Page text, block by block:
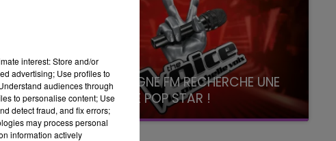
CHAMPAGNE FM RECHERCHE UNE
NOUVELLE POP STAR !
Toute la journée sur Champagne FM
interest: Store and/or
advertising; Use profiles to
audiences through
to personalise content; Use
detect fraud, and fix errors;
may process personal
information actively